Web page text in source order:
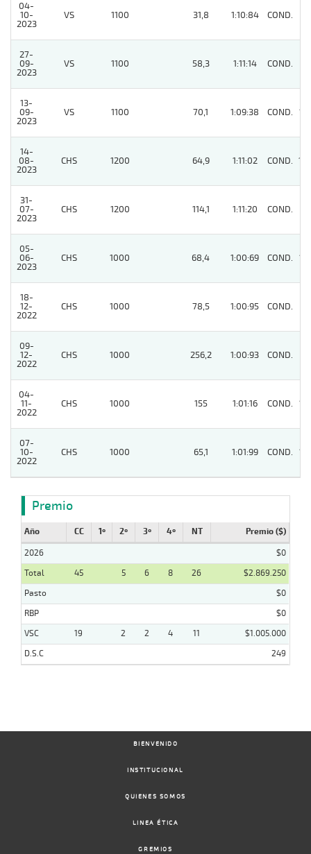
04-
10-
2023
VS 1100 31,8 1:10:84 COND.
27-
09-
2023
VS 1100 58,3 1:11:14 COND.
13-
09-
2023
VS 1100 70,1 1:09:38 COND. 12
14-
08-
2023
CHS 1200 64,9 1:11:02 COND. 14
31-
07-
2023
CHS 1200 114,1 1:11:20 COND.
05-
06-
2023
CHS 1000 68,4 1:00:69 COND. 12
18-
12-
2022
CHS 1000 78,5 1:00:95 COND.
09-
12-
2022
CHS 1000 256,2 1:00:93 COND.
04-
11-
2022
CHS 1000 155 1:01:16 COND. 13
07-
10-
2022
CHS 1000 65,1 1:01:99 COND. 12
Premio
Año CC 1º 2º 3º 4º NT Premio ($)
2026
$0
Total
45 5 6 8 26
$2.869.250
Pasto
$0
RBP
$0
VSC
19 2 2 4 11
$1.005.000
D.S.C
249
BIENVENIDO
INSTITUCIONAL
QUIENES SOMOS
LINEA ÉTICA
GREMIOS